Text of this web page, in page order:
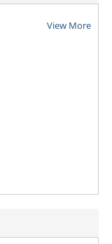
View More